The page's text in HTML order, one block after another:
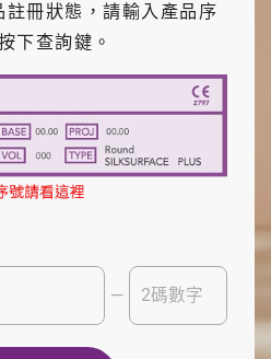
冊狀態，請輸入產品序
下查詢鍵。
—